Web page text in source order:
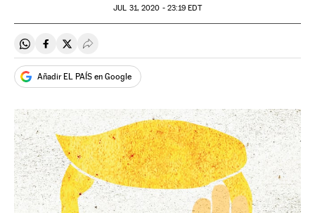
JUL 31, 2020 - 23:19 EDT
Compartir en Whatsapp
Compartir en Facebook
Compartir en Twitter
Desplegar Redes Sociales
Añadir EL PAÍS en Google